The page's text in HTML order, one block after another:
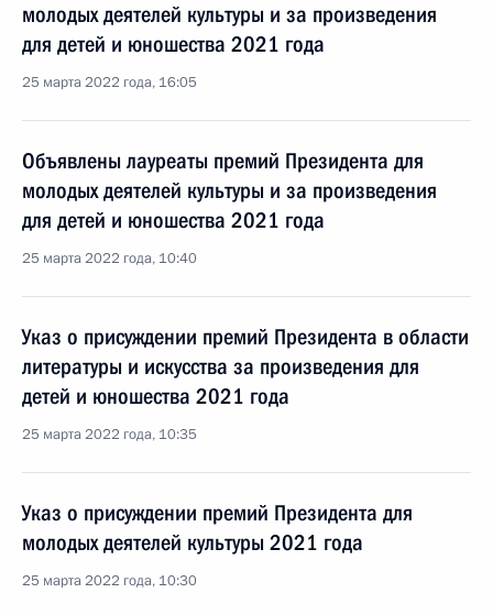
молодых деятелей культуры и за произведения
для детей и юношества 2021 года
25 марта 2022 года, 16:05
Объявлены лауреаты премий Президента для
молодых деятелей культуры и за произведения
для детей и юношества 2021 года
25 марта 2022 года, 10:40
Указ о присуждении премий Президента в области
литературы и искусства за произведения для
детей и юношества 2021 года
25 марта 2022 года, 10:35
Указ о присуждении премий Президента для
молодых деятелей культуры 2021 года
25 марта 2022 года, 10:30